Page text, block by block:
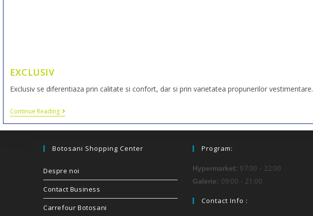
EXCLUSIV
Exclusiv se diferentiaza prin calitate si confort, dar si prin varietatea propunerilor vestimentare.
Continue Reading
Botosani Shopping Center
Despre noi
Contact Business
Carrefour Botosani
Program:
Hypermarket: 07:00 - 22:00
Galerie: 09:00 - 21:00
Contact Info :